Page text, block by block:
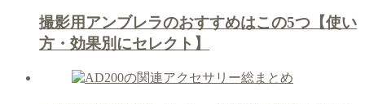
撮影用アンブレラのおすすめはこの5つ【使い
方・効果別にセレクト】